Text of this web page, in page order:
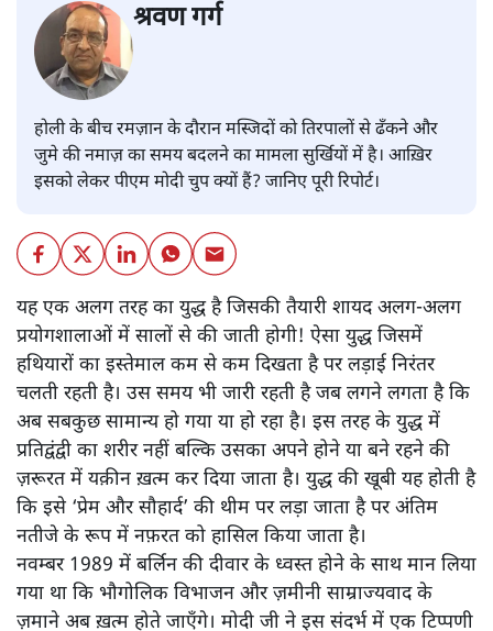
श्रवण गर्ग
होली के बीच रमज़ान के दौरान मस्जिदों को तिरपालों से ढँकने और
जुमे की नमाज़ का समय बदलने का मामला सुर्खियों में है। आख़िर
इसको लेकर पीएम मोदी चुप क्यों हैं? जानिए पूरी रिपोर्ट।
यह एक अलग तरह का युद्ध है जिसकी तैयारी शायद अलग-अलग
प्रयोगशालाओं में सालों से की जाती होगी! ऐसा युद्ध जिसमें
हथियारों का इस्तेमाल कम से कम दिखता है पर लड़ाई निरंतर
चलती रहती है। उस समय भी जारी रहती है जब लगने लगता है कि
अब सबकुछ सामान्य हो गया या हो रहा है। इस तरह के युद्ध में
प्रतिद्वंद्वी का शरीर नहीं बल्कि उसका अपने होने या बने रहने की
ज़रूरत में यक़ीन ख़त्म कर दिया जाता है। युद्ध की खूबी यह होती है
कि इसे ‘प्रेम और सौहार्द’ की थीम पर लड़ा जाता है पर अंतिम
नतीजे के रूप में नफ़रत को हासिल किया जाता है।
नवम्बर 1989 में बर्लिन की दीवार के ध्वस्त होने के साथ मान लिया
गया था कि भौगोलिक विभाजन और ज़मीनी साम्राज्यवाद के
ज़माने अब ख़त्म होते जाएँगे। मोदी जी ने इस संदर्भ में एक टिप्पणी